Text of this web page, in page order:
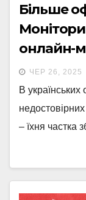
Більше
онлайн-
ЧЕР 26, 2025
В українських
– їхня частка